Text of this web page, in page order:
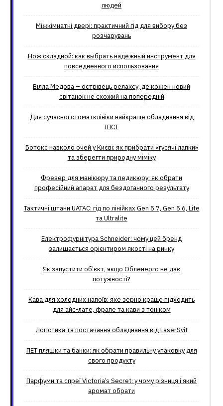
людей
Міжкімнатні двері: практичний гід для вибору без
розчарувань
Нож складной: как выбрать надёжный инструмент для
повседневного использования
Вілла Медова – острівець релаксу, де кожен новий
світанок не схожий на попередній
Для сучасної стоматклініки найкраще обладнання від
ІПСТ
Ботокс навколо очей у Києві: як прибрати «гусячі лапки»
та зберегти природну міміку
Фрезер для манікюру та педикюру: як обрати
професійний апарат для бездоганного результату
Тактичні штани UATAC: гід по лінійках Gen 5.7, Gen 5.6, Lite
та Ultralite
Електрофурнітура Schneider: чому цей бренд
залишається орієнтиром якості на ринку
Як запустити об’єкт, якщо Обленерго не дає
потужності?
Кава для холодних напоїв: яке зерно краще підходить
для айс-лате, фрапе та кави з тоніком
Логістика та постачання обладнання від LaserSvit
ПЕТ пляшки та банки: як обрати правильну упаковку для
свого продукту
Парфуми та спреї Victoria’s Secret: у чому різниця і який
аромат обрати